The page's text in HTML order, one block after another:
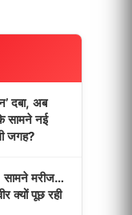
दबा, अब
सामने नई
जगह?
सामने मरीज…
क्यों पूछ रही